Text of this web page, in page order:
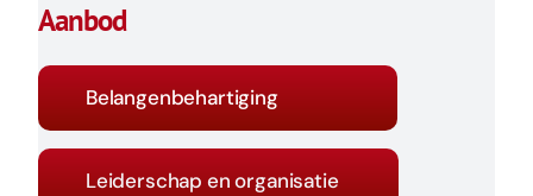
Aanbod
Belangenbehartiging
Leiderschap en organisatie